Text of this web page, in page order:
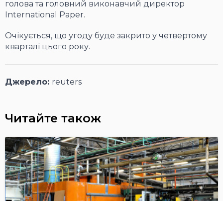
голова та головний виконавчий директор
International Paper.
Очікується, що угоду буде закрито у четвертому
кварталі цього року.
Джерело: reuters
Читайте також